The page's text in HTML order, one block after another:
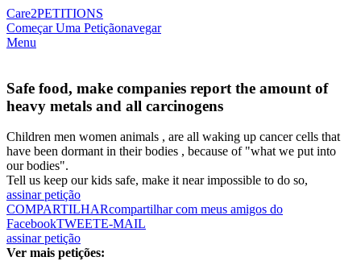
Care2PETITIONS
Começar Uma Petiçãonavegar
Menu
Safe food, make companies report the amount of
heavy metals and all carcinogens
Children men women animals , are all waking up cancer cells that
have been dormant in their bodies , because of "what we put into
our bodies".
Tell us keep our kids safe, make it near impossible to do so,
assinar petição
COMPARTILHARcompartilhar com meus amigos do
FacebookTWEETE-MAIL
assinar petição
Ver mais petições: